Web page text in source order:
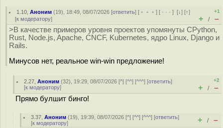
1.10 ,Аноним (19), 18:49, 08/07/2026 [ответить] [ ﹢﹢﹢] [ · · ·][↓] [↑]
[к модератору]
+1
+ / –
>В качестве примеров уровня проектов упомянуты CPython,
Rust, Node.js, Apache, CNCF, Kubernetes, ядро Linux, Django и
Rails.
Минусов нет, реальное win-win предложение!
2.27 ,Аноним (32), 19:29, 08/07/2026 [^] [^^] [^^^] [ответить]
[к модератору]
+2
+ / –
Прямо булшит бинго!
3.37 ,Аноним (19), 19:39, 08/07/2026 [^] [^^] [^^^] [ответить]
[к модератору] + / –